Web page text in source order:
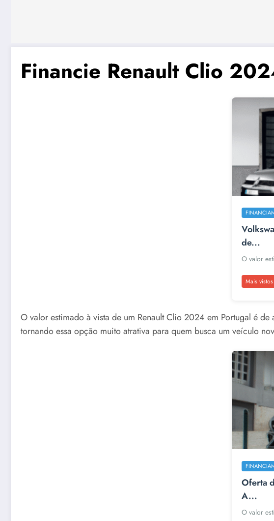
Financie Renault Clio
de...
O valor
Mais vistos
O valor estimado à vista de um Renault Clio 2024 em Portugal é
tornando essa opção muito atrativa para quem busca um veículo
Oferta
A...
O valor